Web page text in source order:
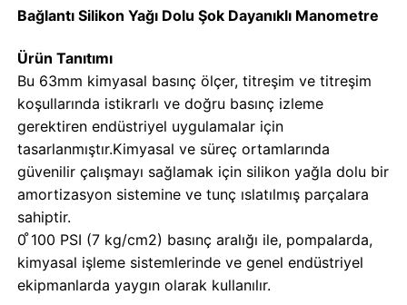
Ana sayfa
Ürünler
Hakkımızda
Fabrika turu
Bağlantı Silikon Yağı Dolu Şok Dayanıklı Manometre
Ürün Tanıtımı
Bu 63mm kimyasal basınç ölçer, titreşim ve titreşim
koşullarında istikrarlı ve doğru basınç izleme
gerektiren endüstriyel uygulamalar için
tasarlanmıştır.Kimyasal ve süreç ortamlarında
güvenilir çalışmayı sağlamak için silikon yağla dolu bir
amortizasyon sistemine ve tunç ıslatılmış parçalara
sahiptir.
0 ̊100 PSI (7 kg/cm2) basınç aralığı ile, pompalarda,
kimyasal işleme sistemlerinde ve genel endüstriyel
ekipmanlarda yaygın olarak kullanılır.